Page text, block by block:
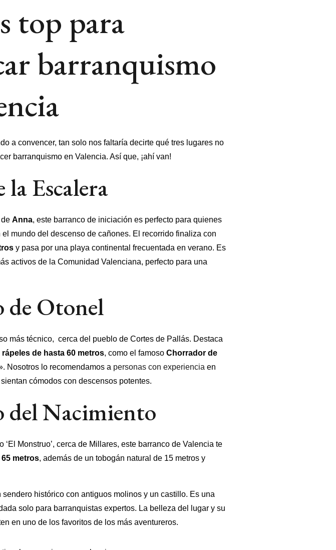
top para
barranquismo
a convencer, tan solo nos faltaría decirte qué tres lugares no
barranquismo en Valencia. Así que, ¡ahí van!
la Escalera
Anna, este barranco de iniciación es perfecto para quienes
mundo del descenso de cañones. El recorrido finaliza con
y pasa por una playa continental frecuentada en verano. Es
activos de la Comunidad Valenciana, perfecto para una
de Otonel
más técnico, cerca del pueblo de Cortes de Pallás. Destaca
rápeles de hasta 60 metros, como el famoso Chorrador de
Nosotros lo recomendamos a personas con experiencia en
cómodos con descensos potentes.
del Nacimiento
‘El Monstruo’, cerca de Millares, este barranco de Valencia te
65 metros, además de un tobogán natural de 15 metros y
sendero histórico con antiguos molinos y un castillo. Es una
solo para barranquistas expertos. La belleza del lugar y su
en uno de los favoritos de los más aventureros.